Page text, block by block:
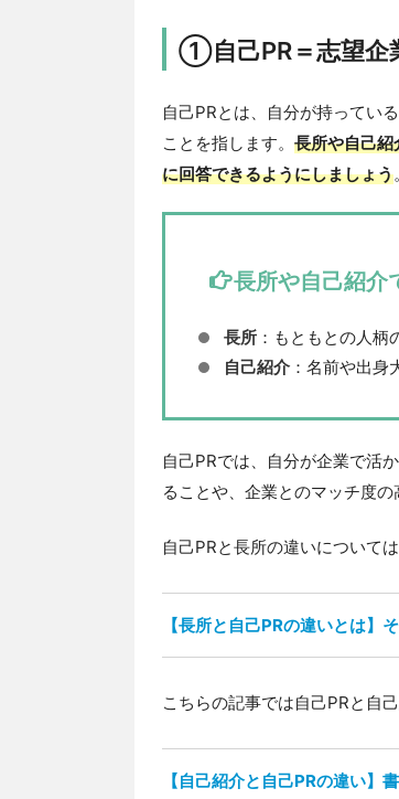
①自己PR＝志望企
自己PRとは、自分が持ってい
ことを指します。 長所や自己
に回答できるようにしましょう。
長所や自己紹介
長所：もともとの人柄
自己紹介：名前や出身
自己PRでは、自分が企業で活
ることや、企業とのマッチ度の
自己PRと長所の違いについて
【長所と自己PRの違いとは】
こちらの記事では自己PRと自
【自己紹介と自己PRの違い】